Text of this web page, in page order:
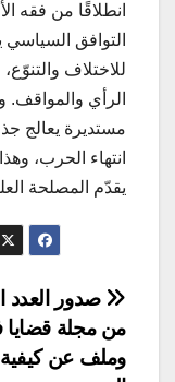
انطلاقًا من فقه
التوافق
للاختلاف
الرأي
مستديرة يعالج
انتهاء الحرب،
يقدّم المصلحة
تصفّح
المقالات
صدور العدد
من مجلة قضايا
وملف عن